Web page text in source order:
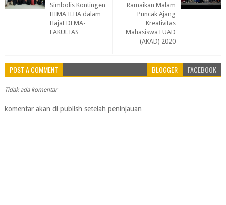
Ramaikan Malam
Puncak Ajang
Kreativitas
Mahasiswa FUAD
(AKAD) 2020
Simbolis Kontingen
HIMA ILHA dalam
Hajat DEMA-
FAKULTAS
POST A COMMENT BLOGGER FACEBOOK
Tidak ada komentar
komentar akan di publish setelah peninjauan